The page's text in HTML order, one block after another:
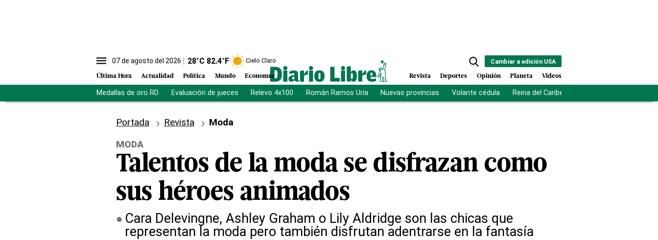
07 de agosto del 2026 28°C 82.4°F Cielo Claro
Última Hora Actualidad Política Mundo Economía
Cambiar a edición USA
Revista Deportes Opinión Planeta Videos
Medallas de oro RD Evaluación de jueces Relevo 4x100 Román Ramos Uría Nuevas provincias Volante cédula Reina del Caribe
Portada Revista
Moda
MODA
Talentos de la moda se disfrazan como
sus héroes animados
Cara Delevingne, Ashley Graham o Lily Aldridge son las chicas que
representan la moda pero también disfrutan adentrarse en la fantasía